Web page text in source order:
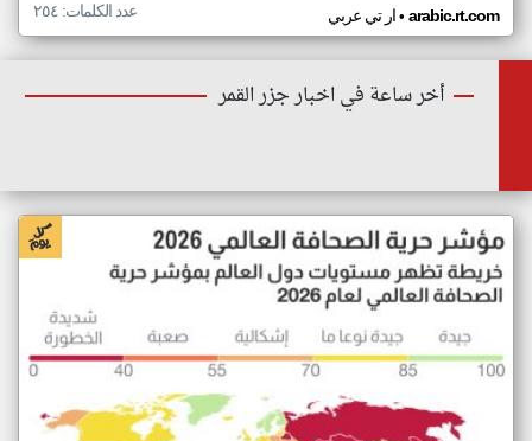
ار تي عربي• arabic.rt.com عدد الكلمات: ٢٥٤
أخر ساعة في اخبار جزر القمر